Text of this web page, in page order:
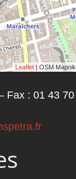
Leaflet | OSM Mapnik
Fax : 01 43 70